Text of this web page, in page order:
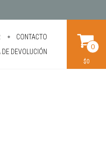
CONTACTO
DEVOLUCIÓN
0
$0